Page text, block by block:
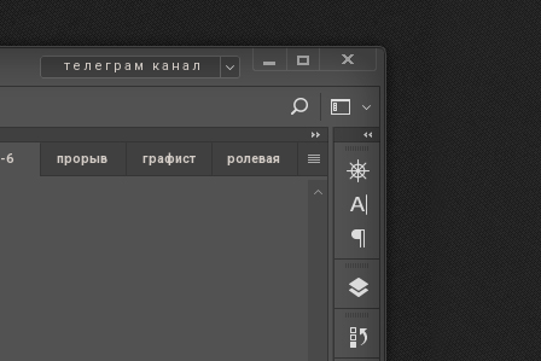
телеграм канал
6 прорыв графист ролевая